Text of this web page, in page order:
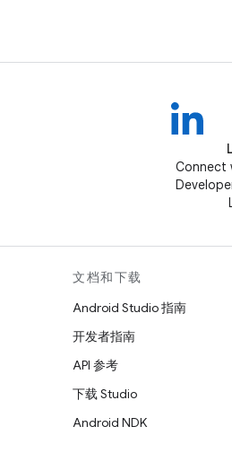
Connect
文档和下载
Android Studio 指南
开发者指南
API 参考
下载 Studio
Android NDK